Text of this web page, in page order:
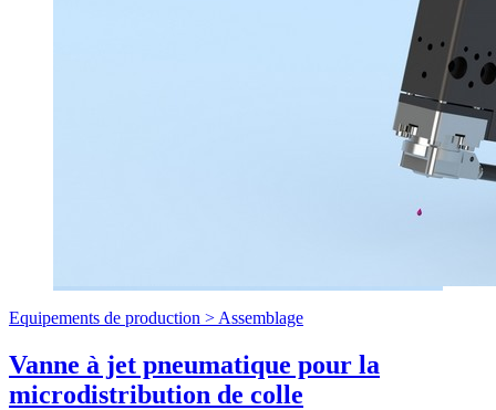
Equipements de production > Assemblage
Vanne à jet pneumatique pour la
microdistribution de colle